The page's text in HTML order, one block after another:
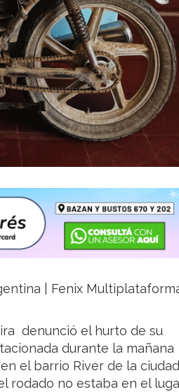
| Fenix
denunció el hurto de su
durante la mañana
el barrio River de la ciudad
rodado no estaba en el